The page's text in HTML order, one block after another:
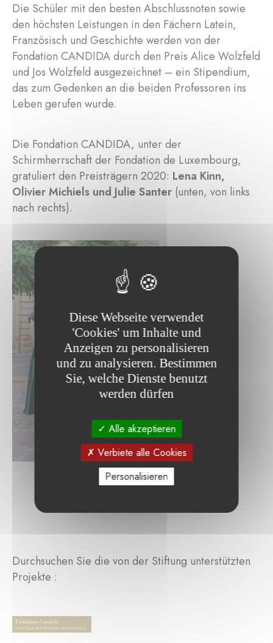
Die Schüler mit den besten Abschlussnoten sowie
den höchsten Leistungen in den Fächern Latein,
Französisch und Geschichte werden von der
Fondation CANDIDA durch den Preis Alice Wolzfeld
und Jos Wolzfeld ausgezeichnet – ein Stipendium,
das zum Gedenken an die beiden Professoren ins
Leben gerufen wurde.
Die Fondation CANDIDA, unter der
Schirmherrschaft der Fondation de Luxembourg,
gratuliert den Preisträgern 2020: Lena Kinn,
Olivier Michiels und Julie Santer (unten, von links
nach rechts).
Durchsuchen Sie die von der Stiftung unterstützten
Projekte :
Diese Webseite verwendet
'Cookies' um Inhalte und
Anzeigen zu personalisieren
und zu analysieren. Bestimmen
Sie, welche Dienste benutzt
werden dürfen
Alle akzeptieren
Verbiete alle Cookies
Personalisieren